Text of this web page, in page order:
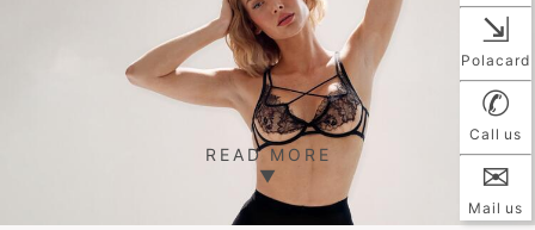
READ MORE
▼
⇲
Polacard
✆
Call us
✉
Mail us